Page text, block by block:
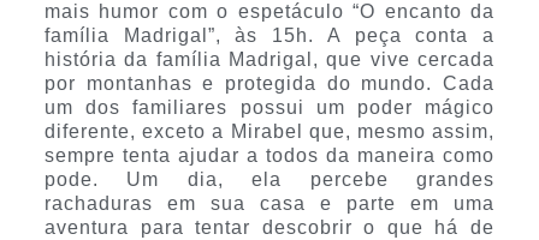
mais humor com o espetáculo “O encanto da
família Madrigal”, às 15h. A peça conta a
história da família Madrigal, que vive cercada
por montanhas e protegida do mundo. Cada
um dos familiares possui um poder mágico
diferente, exceto a Mirabel que, mesmo assim,
sempre tenta ajudar a todos da maneira como
pode. Um dia, ela percebe grandes
rachaduras em sua casa e parte em uma
aventura para tentar descobrir o que há de